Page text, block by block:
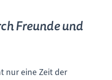
Freunde und
nur eine Zeit der